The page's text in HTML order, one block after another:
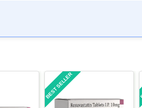
BEST SELLER